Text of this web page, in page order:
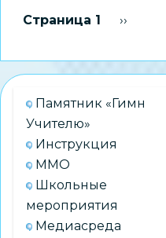
Нумерация
Страница 1 ››
Памятник «Гимн
Учителю»
Инструкция
ММО
Школьные
мероприятия
Медиасреда